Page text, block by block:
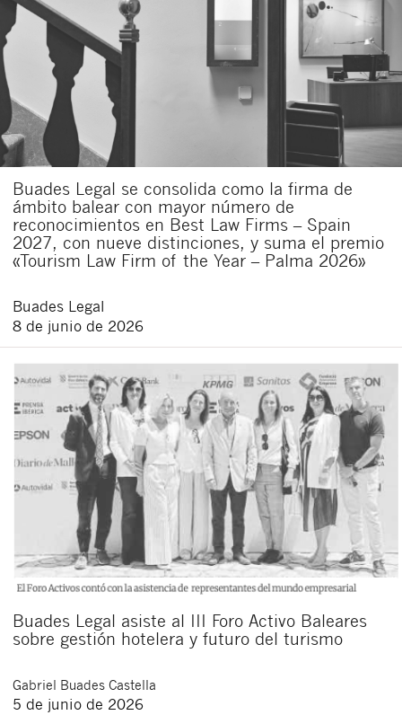
Buades Legal se consolida como la firma de
ámbito balear con mayor número de
reconocimientos en Best Law Firms – Spain
2027, con nueve distinciones, y suma el premio
«Tourism Law Firm of the Year – Palma 2026»
Buades Legal
8 de junio de 2026
Buades Legal asiste al III Foro Activo Baleares
sobre gestión hotelera y futuro del turismo
Gabriel Buades Castella
5 de junio de 2026